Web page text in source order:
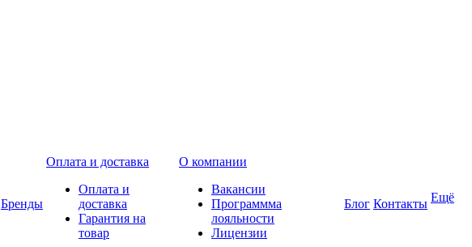
Бренды
Оплата и доставка
Оплата и
доставка
Гарантия на
товар
О компании
Вакансии
Программма
лояльности
Лицензии
Блог Контакты Ещё